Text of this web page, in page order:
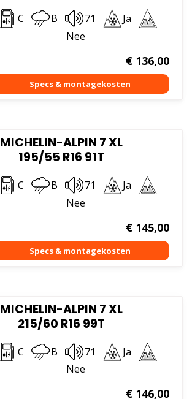
C B 71
Ja
Nee
€136,00
MICHELIN-ALPIN 7 XL
195/55 R16 91T
C B 71
Ja
Nee
€145,00
MICHELIN-ALPIN 7 XL
215/60 R16 99T
C B 71
Ja
Nee
€146,00